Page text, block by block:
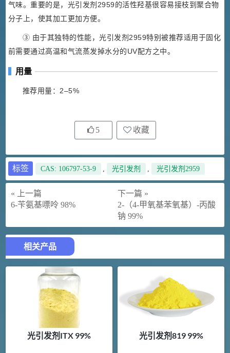
气味。重要的是，光引发剂2959的活性羟基很容易接枝到聚合物
分子上，使其加工更加方便。
③ 由于其独特的性能，光引发剂2959特别被推荐适用于固化
前需要通过高温和气流蒸发掉水分的UV配方之中。
用量
推荐用量：2–5%
5 收藏
标签 CAS: 106797-53-9 , 光引发剂 , 光引发剂2959
« 上一篇
6-苄氨基嘌呤 98%
下一篇 »
2-（4-甲氧基苯氧基）-丙酸
钠 99%
相关产品
光引发剂ITX 99% 光引发剂819 99%